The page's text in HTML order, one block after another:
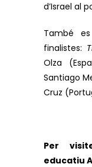
d’Israel al
També
finalistes:
Olza
Santiago
Cruz
Per
educatiu